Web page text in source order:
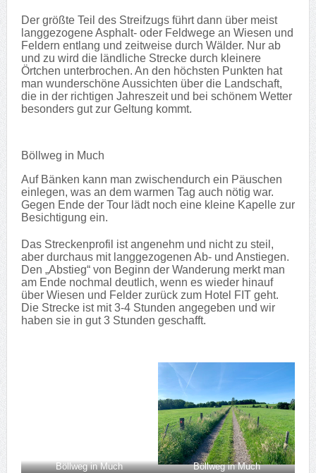
Der größte Teil des Streifzugs führt dann über meist
langgezogene Asphalt- oder Feldwege an Wiesen und
Feldern entlang und zeitweise durch Wälder. Nur ab
und zu wird die ländliche Strecke durch kleinere
Örtchen unterbrochen. An den höchsten Punkten hat
man wunderschöne Aussichten über die Landschaft,
die in der richtigen Jahreszeit und bei schönem Wetter
besonders gut zur Geltung kommt.
Böllweg in Much
Auf Bänken kann man zwischendurch ein Päuschen
einlegen, was an dem warmen Tag auch nötig war.
Gegen Ende der Tour lädt noch eine kleine Kapelle zur
Besichtigung ein.
Das Streckenprofil ist angenehm und nicht zu steil,
aber durchaus mit langgezogenen Ab- und Anstiegen.
Den „Abstieg“ von Beginn der Wanderung merkt man
am Ende nochmal deutlich, wenn es wieder hinauf
über Wiesen und Felder zurück zum Hotel FIT geht.
Die Strecke ist mit 3-4 Stunden angegeben und wir
haben sie in gut 3 Stunden geschafft.
Böllweg in Much Böllweg in Much